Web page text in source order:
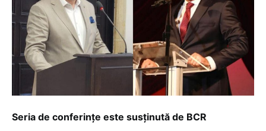
Seria de conferințe este susținută de BCR